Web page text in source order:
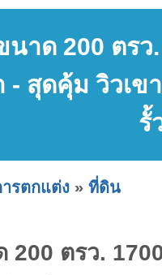
าด 200 ตรว.
- สุดคุ้ม วิวเข
รั้
รตกแต่ง » ที่ดิน
ตรว.